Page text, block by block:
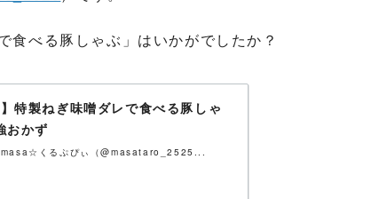
食べる豚しゃぶ」はいかがでしたか？
特製ねぎ味噌ダレで食べる豚しゃ
おかず
くるぷぴぃ（@masataro_2525...